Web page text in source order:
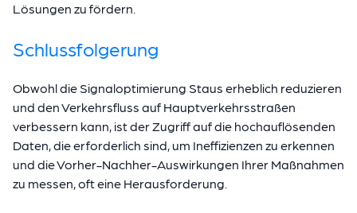
Lösungen zu fördern.
Schlussfolgerung
Obwohl die Signaloptimierung Staus erheblich reduzieren
und den Verkehrsfluss auf Hauptverkehrsstraßen
verbessern kann, ist der Zugriff auf die hochauflösenden
Daten, die erforderlich sind, um Ineffizienzen zu erkennen
und die Vorher-Nachher-Auswirkungen Ihrer Maßnahmen
zu messen, oft eine Herausforderung.